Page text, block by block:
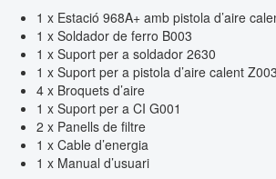
1 x Estació 968A+ amb pistola d’aire
1 x Soldador de ferro B003
1 x Suport per a soldador 2630
1 x Suport per a pistola d’aire calent Z003
4 x Broquets d’aire
1 x Suport per a CI G001
2 x Panells de filtre
1 x Cable d’energia
1 x Manual d’usuari